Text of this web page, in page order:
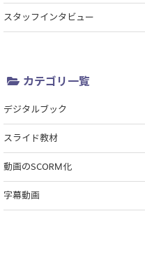
スタッフインタビュー
カテゴリ一覧
デジタルブック
スライド教材
動画のSCORM化
字幕動画